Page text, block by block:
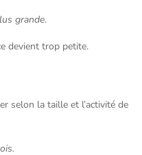
grande.
devient trop petite.
selon la taille et l’activité de